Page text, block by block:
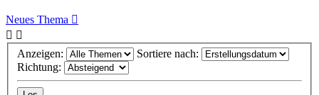
Neues Thema
Anzeigen:
Sortiere nach:
Richtung: